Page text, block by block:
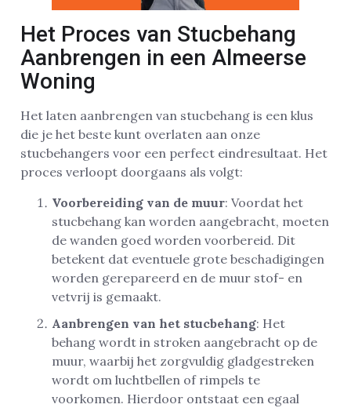
Het Proces van Stucbehang
Aanbrengen in een Almeerse
Woning
Het laten aanbrengen van stucbehang is een klus
die je het beste kunt overlaten aan onze
stucbehangers voor een perfect eindresultaat. Het
proces verloopt doorgaans als volgt:
Voorbereiding van de muur: Voordat het
stucbehang kan worden aangebracht, moeten
de wanden goed worden voorbereid. Dit
betekent dat eventuele grote beschadigingen
worden gerepareerd en de muur stof- en
vetvrij is gemaakt.
Aanbrengen van het stucbehang: Het
behang wordt in stroken aangebracht op de
muur, waarbij het zorgvuldig gladgestreken
wordt om luchtbellen of rimpels te
voorkomen. Hierdoor ontstaat een egaal